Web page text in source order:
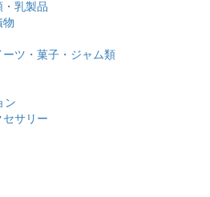
乳製品
ツ・菓子・ジャム類
ン
サリー